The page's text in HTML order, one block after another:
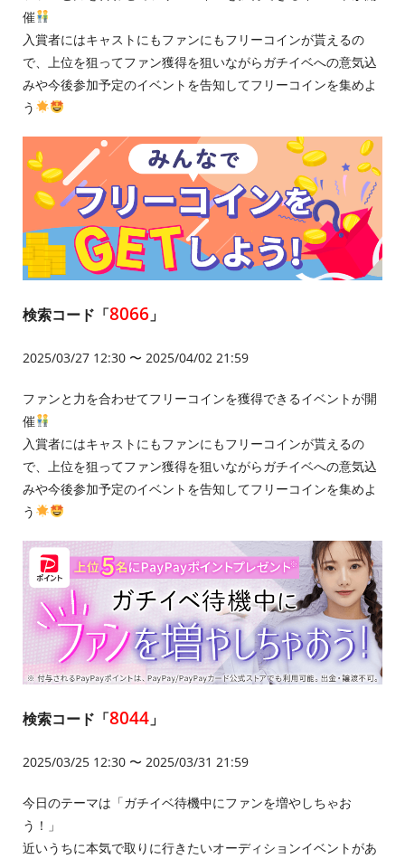
催
入賞者にはキャストにもファンにもフリーコインが貰えるの
で、上位を狙ってファン獲得を狙いながらガチイベへの意気込
みや今後参加予定のイベントを告知してフリーコインを集めよ
う
検索コード「8066 」
2025/03/27 12:30 〜 2025/04/02 21:59
ファンと力を合わせてフリーコインを獲得できるイベントが開
催
入賞者にはキャストにもファンにもフリーコインが貰えるの
で、上位を狙ってファン獲得を狙いながらガチイベへの意気込
みや今後参加予定のイベントを告知してフリーコインを集めよ
う
検索コード「8044 」
2025/03/25 12:30 〜 2025/03/31 21:59
今日のテーマは「ガチイベ待機中にファンを増やしちゃお
う！」
近いうちに本気で取りに行きたいオーディションイベントがあ